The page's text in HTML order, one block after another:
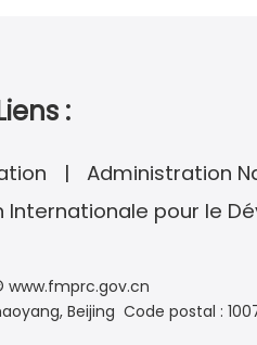
:
Administration
pour le
www.fmprc.gov.cn
Beijing Code postal :